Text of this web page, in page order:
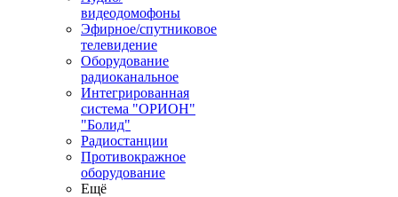
видеодомофоны
Эфирное/спутниковое
телевидение
Оборудование
радиоканальное
Интегрированная
система "ОРИОН"
"Болид"
Радиостанции
Противокражное
оборудование
Ещё